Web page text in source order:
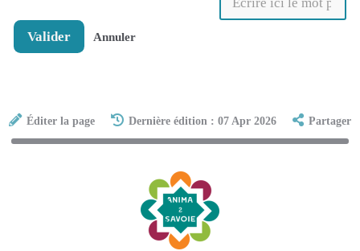
Valider Annuler
Éditer la page Dernière édition : 07 Apr 2026 Partager